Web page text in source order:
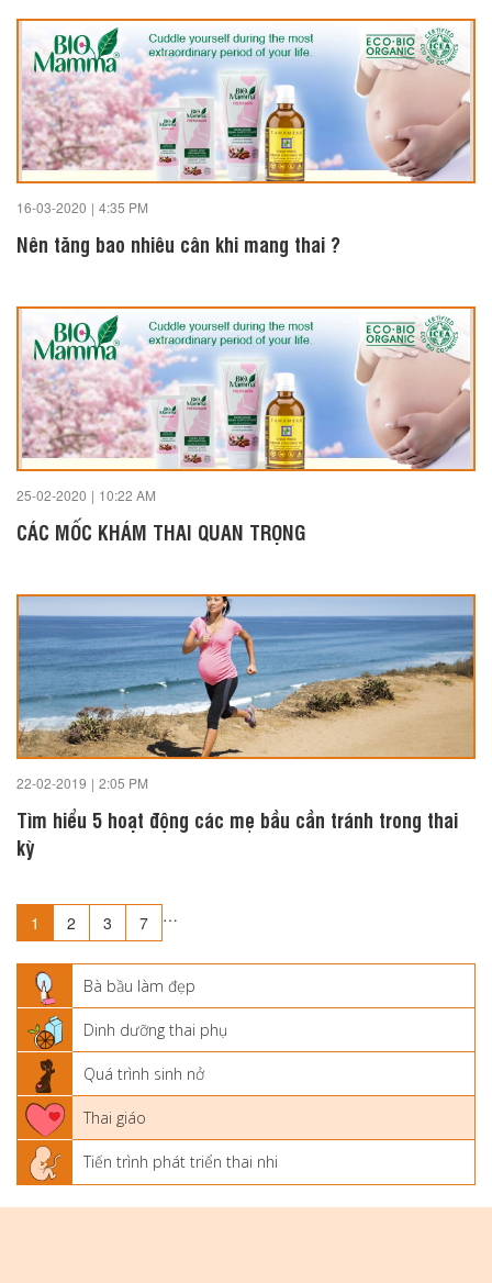
16-03-2020 | 4:35 PM
Nên tăng bao nhiêu cân khi mang thai ?
25-02-2020 | 10:22 AM
CÁC MỐC KHÁM THAI QUAN TRỌNG
22-02-2019 | 2:05 PM
Tìm hiểu 5 hoạt động các mẹ bầu cần tránh trong thai
kỳ
1 2 3 …
7
Bà bầu làm đẹp
Dinh dưỡng thai phụ
Quá trình sinh nở
Thai giáo
Tiến trình phát triển thai nhi